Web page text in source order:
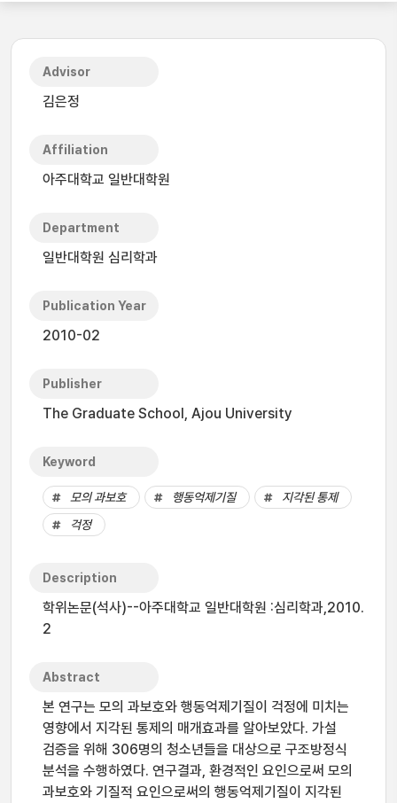
Advisor
김은정
Affiliation
아주대학교 일반대학원
Department
일반대학원 심리학과
Publication Year
2010-02
Publisher
The Graduate School, Ajou University
Keyword
모의 과보호 행동억제기질
지각된 통제
걱정
Description
학위논문(석사)--아주대학교 일반대학원 :심리학과,2010.
2
Abstract
본 연구는 모의 과보호와 행동억제기질이 걱정에 미치는
영향에서 지각된 통제의 매개효과를 알아보았다. 가설
검증을 위해 306명의 청소년들을 대상으로 구조방정식
분석을 수행하였다. 연구결과, 환경적인 요인으로써 모의
과보호와 기질적 요인으로써의 행동억제기질이 지각된